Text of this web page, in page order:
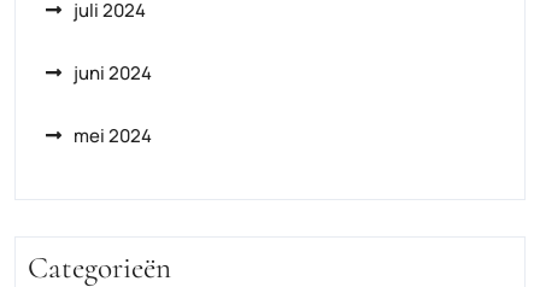
juli 2024
juni 2024
mei 2024
Categorieën